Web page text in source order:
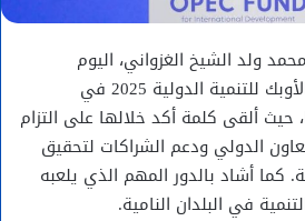
ولد الشيخ الغزواني، اليوم
فعاليات منتدى صندوق الأوبك للتنمية الدولية 2025 في
حيث ألقى كلمة أكد خلالها على التزام
الدولي ودعم الشراكات لتحقيق
كما أشاد بالدور المهم الذي يلعبه
في البلدان النامية.